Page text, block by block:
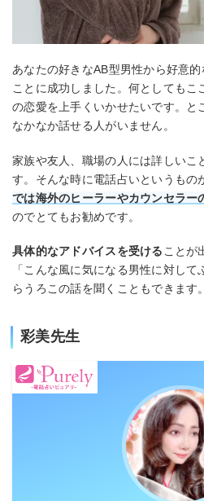
あなたの好きなAB型男性から好意
ことに成功しました。何としてもこ
の恋愛を上手くいかせたいです。と
なかなか話せる人がいません。
家族や友人、職場の人には詳しいこ
す。そんな時に電話占いというもの
では海外のヒーラーやカウンセラー
のでとてもお勧めです。
具体的なアドバイスを受けることが
「こんな風に気になる男性に対し
らうろこの話を聞くこともできます。
彩美先生